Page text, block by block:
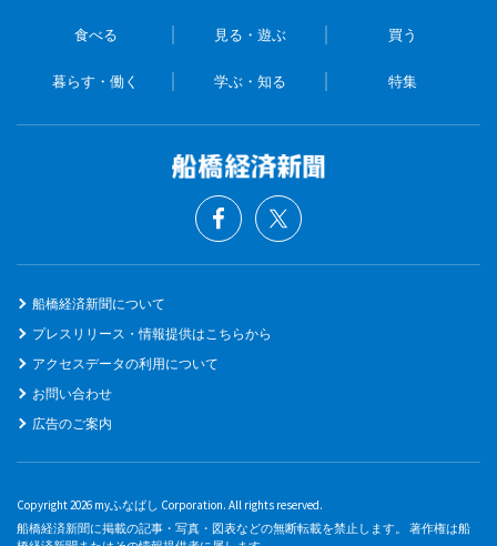
食べる 見る・遊ぶ 買う
暮らす・働く 学ぶ・知る 特集
船橋経済新聞について
プレスリリース・情報提供はこちらから
アクセスデータの利用について
お問い合わせ
広告のご案内
Copyright 2026 myふなばし Corporation. All rights reserved.
船橋経済新聞に掲載の記事・写真・図表などの無断転載を禁止します。 著作権は船